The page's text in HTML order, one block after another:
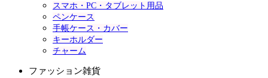
スマホ・PC・タブレット用品
ペンケース
手帳ケース・カバー
キーホルダー
チャーム
ファッション雑貨